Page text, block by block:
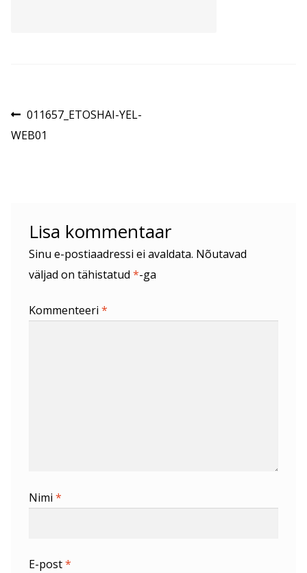
Navigeerimine
Eelmine
postitus:
011657_ETOSHAI-YEL-
WEB01
Lisa kommentaar
Sinu e-postiaadressi ei avaldata. Nõutavad
väljad on tähistatud *-ga
Kommenteeri *
Nimi *
E-post*